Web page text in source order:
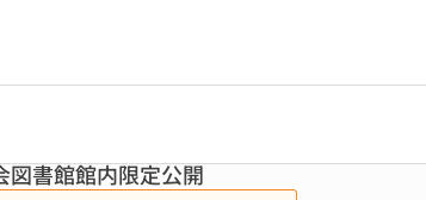
図書館館内限定公開